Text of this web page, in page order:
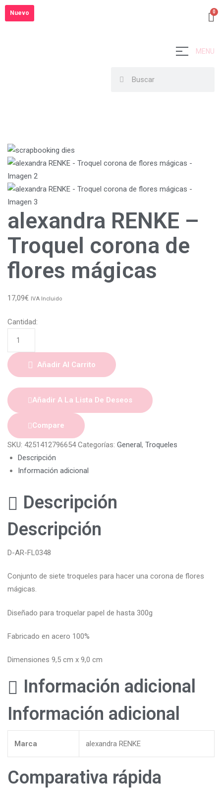
MENU
alexandra RENKE –
Troquel corona de
flores mágicas
17,09€ IVA Incluido
Cantidad:
Añadir Al Carrito
Añadir A La Lista De Deseos
Compare
SKU: 4251412796654 Categorías: General, Troqueles
Descripción
Información adicional
Descripción
Descripción
D-AR-FL0348
Conjunto de siete troqueles para hacer una corona de flores
mágicas.
Diseñado para troquelar papel de hasta 300g
Fabricado en acero 100%
Dimensiones 9,5 cm x 9,0 cm
Información adicional
Información adicional
Marca alexandra RENKE
Comparativa rápida
Nuevo